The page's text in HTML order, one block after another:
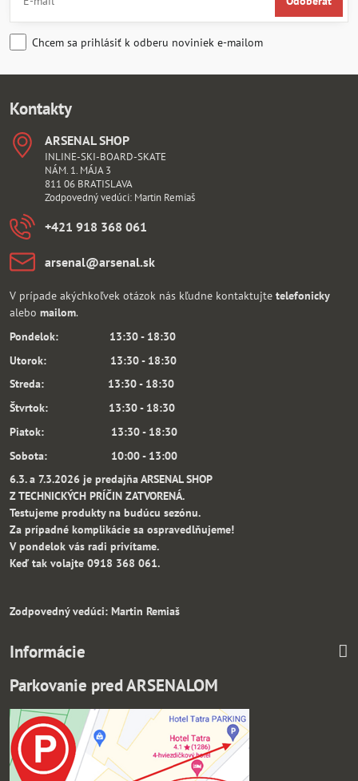
Chcem sa prihlásiť k odberu noviniek e-mailom
Kontakty
ARSENAL SHOP
INLINE-SKI-BOARD-SKATE
NÁM. 1. MÁJA 3
811 06 BRATISLAVA
Zodpovedný vedúci: Martin Remiaš
+421 918 368 061
arsenal​@arsenal​.sk
V prípade akýchkoľvek otázok nás kľudne kontaktujte telefonicky
alebo mailom.
Pondelok: 13:30 - 18:30
Utorok: 13:30 - 18:30
Streda: 13:30 - 18:30
Štvrtok: 13:30 - 18:30
Piatok: 13:30 - 18:30
Sobota: 10:00 - 13:00
6.3. a 7.3.2026 je predajňa ARSENAL SHOP
Z TECHNICKÝCH PRÍČIN ZATVORENÁ.
Testujeme produkty na budúcu sezónu.
Za prípadné komplikácie sa ospravedlňujeme!
V pondelok vás radi privítame.
Keď tak volajte 0918 368 061.
Zodpovedný vedúci: Martin Remiaš
Informácie
Parkovanie pred ARSENALOM